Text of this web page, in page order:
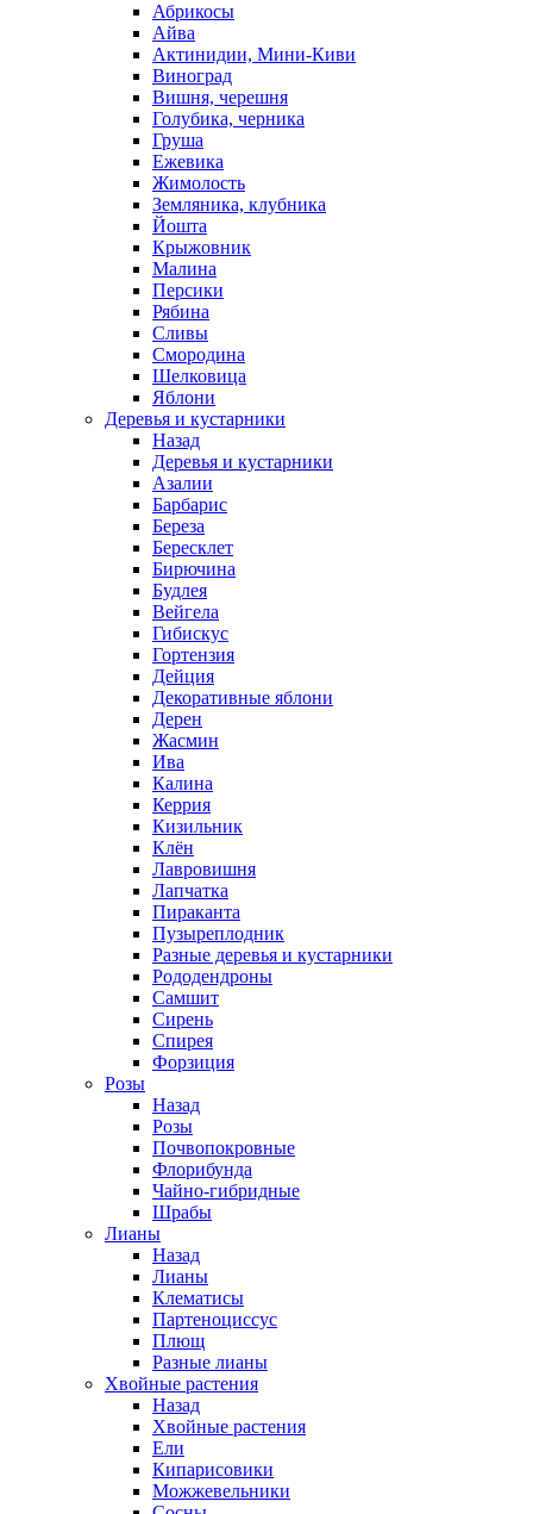
Абрикосы
Айва
Актинидии, Мини-Киви
Виноград
Вишня, черешня
Голубика, черника
Груша
Ежевика
Жимолость
Земляника, клубника
Йошта
Крыжовник
Малина
Персики
Рябина
Сливы
Смородина
Шелковица
Яблони
Деревья и кустарники
Назад
Деревья и кустарники
Азалии
Барбарис
Береза
Бересклет
Бирючина
Будлея
Вейгела
Гибискус
Гортензия
Дейция
Декоративные яблони
Дерен
Жасмин
Ива
Калина
Керрия
Кизильник
Клён
Лавровишня
Лапчатка
Пираканта
Пузыреплодник
Разные деревья и кустарники
Рододендроны
Самшит
Сирень
Спирея
Форзиция
Розы
Назад
Розы
Почвопокровные
Флорибунда
Чайно-гибридные
Шрабы
Лианы
Назад
Лианы
Клематисы
Партеноциссус
Плющ
Разные лианы
Хвойные растения
Назад
Хвойные растения
Ели
Кипарисовики
Можжевельники